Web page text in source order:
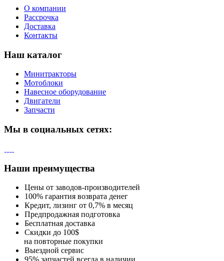
О компании
Рассрочка
Доставка
Контакты
Наш каталог
Минитракторы
Мотоблоки
Навесное оборудование
Двигатели
Запчасти
Мы в социальных сетях:
Наши преимущества
Цены от заводов-производителей
100% гарантия возврата денег
Кредит, лизинг от 0,7% в месяц
Предпродажная подготовка
Бесплатная доставка
Скидки до 100$
на повторные покупки
Выездной сервис